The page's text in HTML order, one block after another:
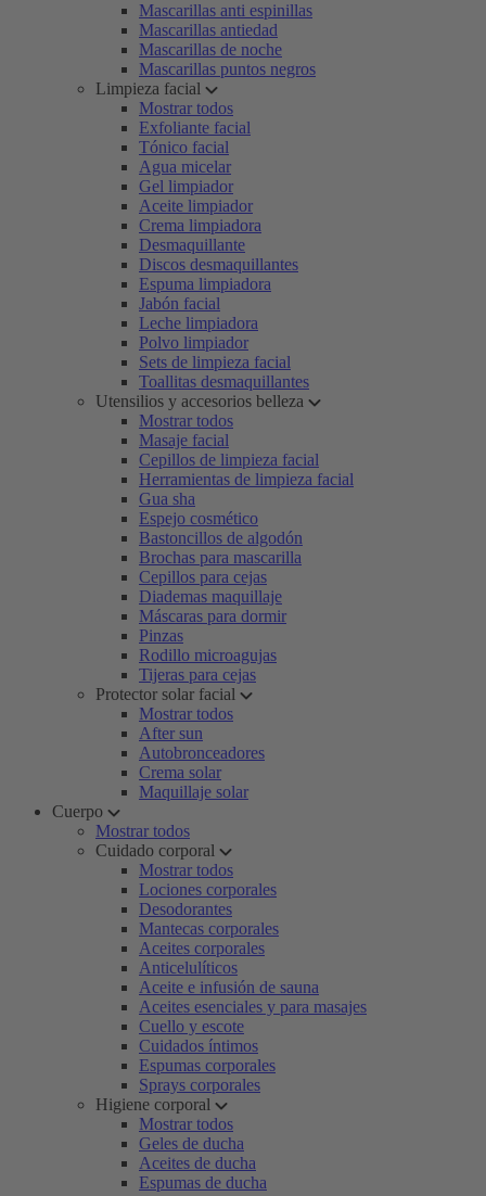
Mascarillas anti espinillas
Mascarillas antiedad
Mascarillas de noche
Mascarillas puntos negros
Limpieza facial
Mostrar todos
Exfoliante facial
Tónico facial
Agua micelar
Gel limpiador
Aceite limpiador
Crema limpiadora
Desmaquillante
Discos desmaquillantes
Espuma limpiadora
Jabón facial
Leche limpiadora
Polvo limpiador
Sets de limpieza facial
Toallitas desmaquillantes
Utensilios y accesorios belleza
Mostrar todos
Masaje facial
Cepillos de limpieza facial
Herramientas de limpieza facial
Gua sha
Espejo cosmético
Bastoncillos de algodón
Brochas para mascarilla
Cepillos para cejas
Diademas maquillaje
Máscaras para dormir
Pinzas
Rodillo microagujas
Tijeras para cejas
Protector solar facial
Mostrar todos
After sun
Autobronceadores
Crema solar
Maquillaje solar
Cuerpo
Mostrar todos
Cuidado corporal
Mostrar todos
Lociones corporales
Desodorantes
Mantecas corporales
Aceites corporales
Anticelulíticos
Aceite e infusión de sauna
Aceites esenciales y para masajes
Cuello y escote
Cuidados íntimos
Espumas corporales
Sprays corporales
Higiene corporal
Mostrar todos
Geles de ducha
Aceites de ducha
Espumas de ducha